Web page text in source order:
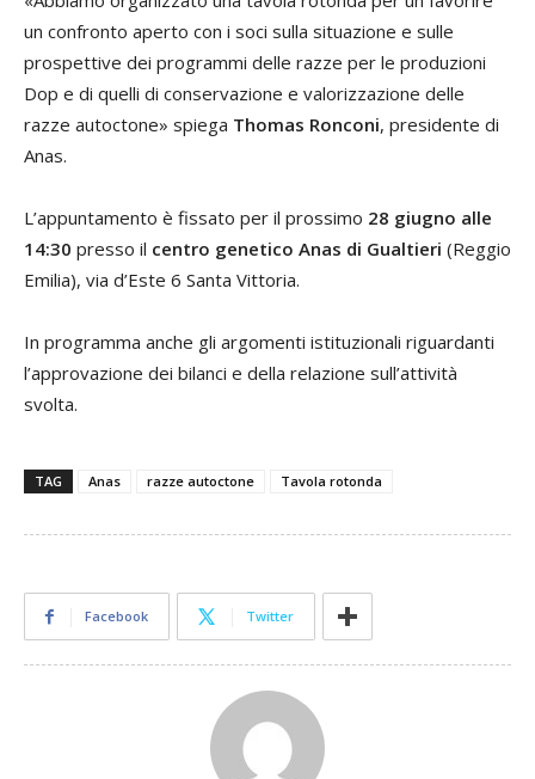
un confronto aperto con i soci sulla situazione e sulle
prospettive dei programmi delle razze per le produzioni
Dop e di quelli di conservazione e valorizzazione delle
razze autoctone» spiega Thomas Ronconi, presidente di
Anas.
L’appuntamento è fissato per il prossimo 28 giugno alle
14:30 presso il centro genetico Anas di Gualtieri (Reggio
Emilia), via d’Este 6 Santa Vittoria.
In programma anche gli argomenti istituzionali riguardanti
l’approvazione dei bilanci e della relazione sull’attività
svolta.
TAG Anas razze autoctone Tavola rotonda
Facebook Twitter